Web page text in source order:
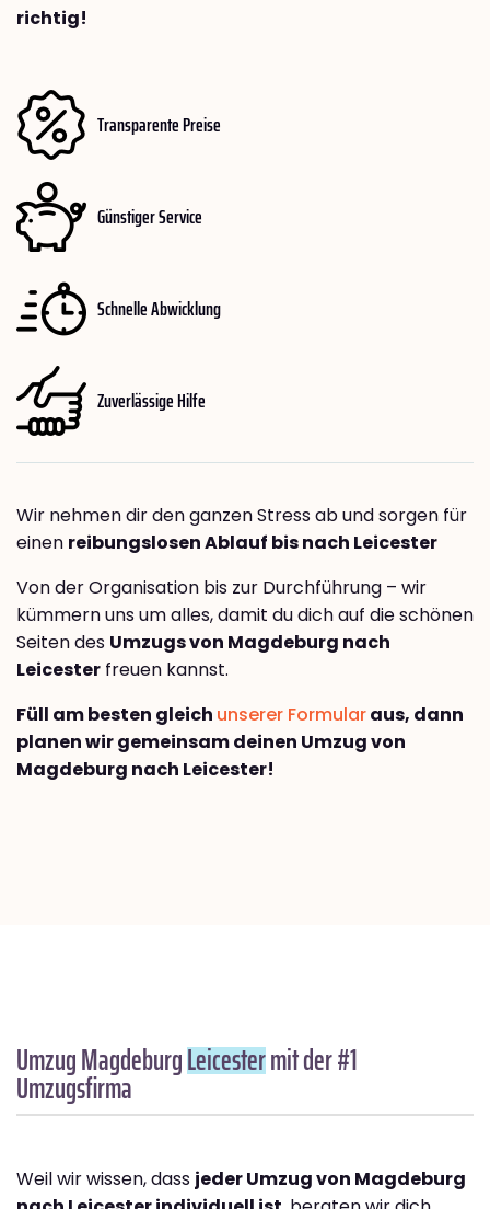
richtig!
Transparente Preise
Günstiger Service
Schnelle Abwicklung
Zuverlässige Hilfe
Wir nehmen dir den ganzen Stress ab und sorgen für
einen reibungslosen Ablauf bis nach Leicester
Von der Organisation bis zur Durchführung – wir
kümmern uns um alles, damit du dich auf die schönen
Seiten des Umzugs von Magdeburg nach
Leicester freuen kannst.
Füll am besten gleich unserer Formularaus, dann
planen wir gemeinsam deinen Umzug von
Magdeburg nach Leicester!
Umzug MagdeburgLeicestermit der #1
Umzugsfirma
Weil wir wissen, dass jeder Umzug von Magdeburg